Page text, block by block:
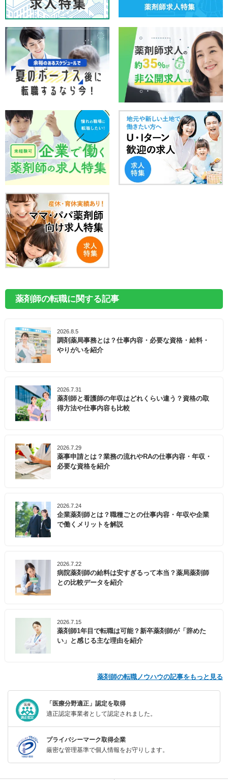
薬剤師の転職に関する記事
2026.8.5
調剤薬局事務とは？仕事内容・必要な資格・給料・
やりがいを紹介
2026.7.31
薬剤師と看護師の年収はどれくらい違う？資格の取
得方法や仕事内容も比較
2026.7.29
薬事申請とは？業務の流れやRAの仕事内容・年収・
必要な資格を紹介
2026.7.24
企業薬剤師とは？職種ごとの仕事内容・年収や企業
で働くメリットを解説
2026.7.22
病院薬剤師の給料は安すぎるって本当？薬局薬剤師
との比較データを紹介
2026.7.15
薬剤師1年目で転職は可能？新卒薬剤師が「辞めた
い」と感じる主な理由を紹介
薬剤師の転職ノウハウの記事をもっと見る
「医療分野適正」認定を取得
適正認定事業者として認定されました。
プライバシーマーク取得企業
厳密な管理基準で個人情報をお守りします。